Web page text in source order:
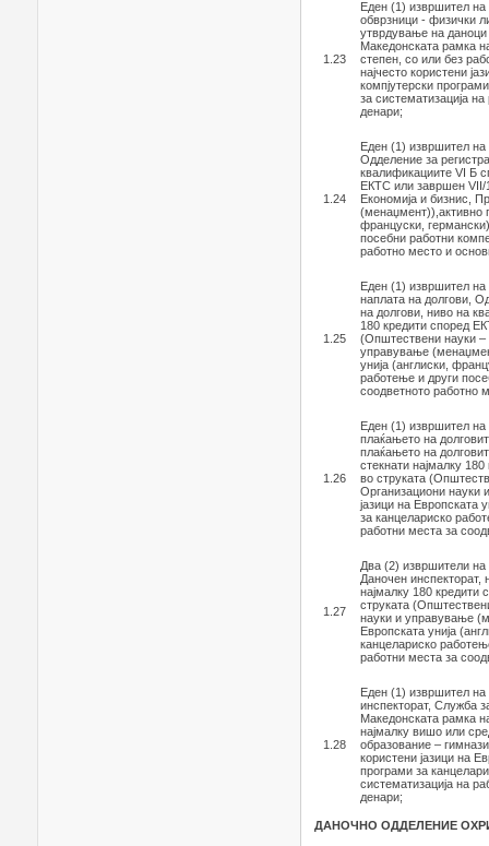
1.23
Еден (1) извршител на
обврзници - физички
утврдување на
Македонската рамка
степен, со или без
најчесто користени
компјутерски
за систематизација
денари;
1.24
Еден (1) извршител
Одделение за
квалификациите VI Б
ЕКТС или завршен VII/
Економија и бизнис,
(менаџмент)),активно
француски,
посебни работни
работно место и
1.25
Еден (1) извршител
наплата на долгови,
на долгови, ниво на
180 кредити според
(Општествени науки –
управување
унија (англиски,
работење и други
соодветното работно
1.26
Еден (1) извршител
плаќањето на
плаќањето на
стекнати најмалку
во струката
Организациони науки
јазици на Европската
за канцелариско
работни места за
1.27
Два (2) извршители на
Даночен
најмалку 180 кредити
струката
науки и управување
Европската унија
канцелариско
работни места за
1.28
Еден (1) извршител
инспекторат, Служба
Македонската рамка
најмалку вишо или
образование –
користени јазици на
програми за
систематизација на
денари;
ДАНОЧНО ОДДЕЛЕНИЕ